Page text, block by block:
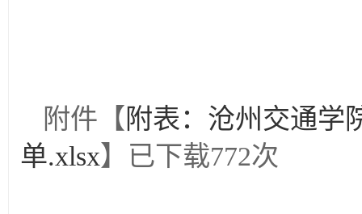
附件【 附表：沧州交通学
单.xlsx】已下载772次